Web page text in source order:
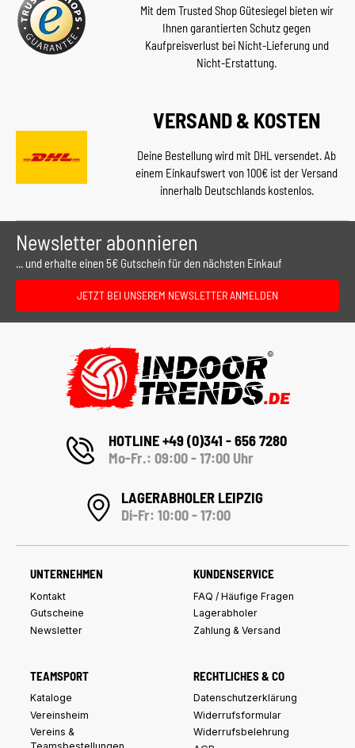
Mit dem Trusted Shop Gütesiegel bieten wir
Ihnen garantierten Schutz gegen
Kaufpreisverlust bei Nicht-Lieferung und
Nicht-Erstattung.
VERSAND & KOSTEN
Deine Bestellung wird mit DHL versendet. Ab
einem Einkaufswert von 100€ ist der Versand
innerhalb Deutschlands kostenlos.
Newsletter abonnieren
... und erhalte einen 5€ Gutschein für den nächsten Einkauf
JETZT BEI UNSEREM NEWSLETTER ANMELDEN
HOTLINE +49 (0)341 - 656 7280
Mo-Fr.: 09:00 - 17:00 Uhr
LAGERABHOLER LEIPZIG
Di-Fr: 10:00 - 17:00
UNTERNEHMEN
Kontakt
Gutscheine
Newsletter
KUNDENSERVICE
FAQ / Häufige Fragen
Lagerabholer
Zahlung & Versand
TEAMSPORT
Kataloge
Vereinsheim
Vereins &
RECHTLICHES & CO
Datenschutzerklärung
Widerrufsformular
Widerrufsbelehrung